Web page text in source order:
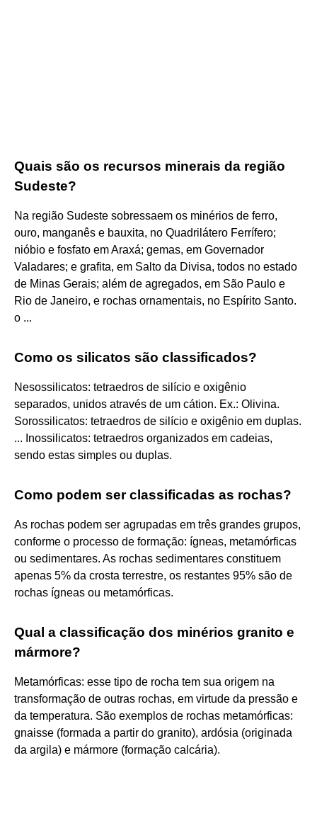
Quais são os recursos minerais da região
Sudeste?
Na região Sudeste sobressaem os minérios de ferro,
ouro, manganês e bauxita, no Quadrilátero Ferrífero;
nióbio e fosfato em Araxá; gemas, em Governador
Valadares; e grafita, em Salto da Divisa, todos no estado
de Minas Gerais; além de agregados, em São Paulo e
Rio de Janeiro, e rochas ornamentais, no Espírito Santo.
o ...
Como os silicatos são classificados?
Nesossilicatos: tetraedros de silício e oxigênio
separados, unidos através de um cátion. Ex.: Olivina.
Sorossilicatos: tetraedros de silício e oxigênio em duplas.
... Inossilicatos: tetraedros organizados em cadeias,
sendo estas simples ou duplas.
Como podem ser classificadas as rochas?
As rochas podem ser agrupadas em três grandes grupos,
conforme o processo de formação: ígneas, metamórficas
ou sedimentares. As rochas sedimentares constituem
apenas 5% da crosta terrestre, os restantes 95% são de
rochas ígneas ou metamórficas.
Qual a classificação dos minérios granito e
mármore?
Metamórficas: esse tipo de rocha tem sua origem na
transformação de outras rochas, em virtude da pressão e
da temperatura. São exemplos de rochas metamórficas:
gnaisse (formada a partir do granito), ardósia (originada
da argila) e mármore (formação calcária).